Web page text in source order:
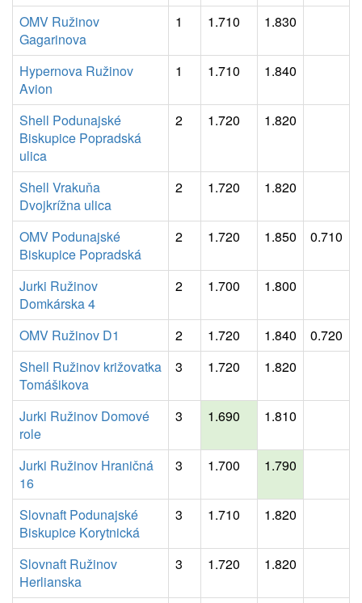
OMV Ružinov
Gagarinova
1 1.710 1.830
Hypernova Ružinov
Avion
1 1.710 1.840
Shell Podunajské
Biskupice Popradská
ulica
2 1.720 1.820
Shell Vrakuňa
Dvojkrížna ulica
2 1.720 1.820
OMV Podunajské
Biskupice Popradská
2 1.720 1.850 0.710
Jurki Ružinov
Domkárska 4
2 1.700 1.800
OMV Ružinov D1 2 1.720 1.840
0.720
Shell Ružinov križovatka
Tomášikova
3 1.720 1.820
Jurki Ružinov Domové
role
3 1.690 1.810
Jurki Ružinov Hraničná
16
3 1.700 1.790
Slovnaft Podunajské
Biskupice Korytnická
3 1.710 1.820
Slovnaft Ružinov
Herlianska
3 1.720 1.820